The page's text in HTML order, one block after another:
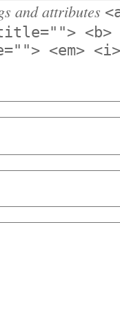
and attributes
<b>
<em>